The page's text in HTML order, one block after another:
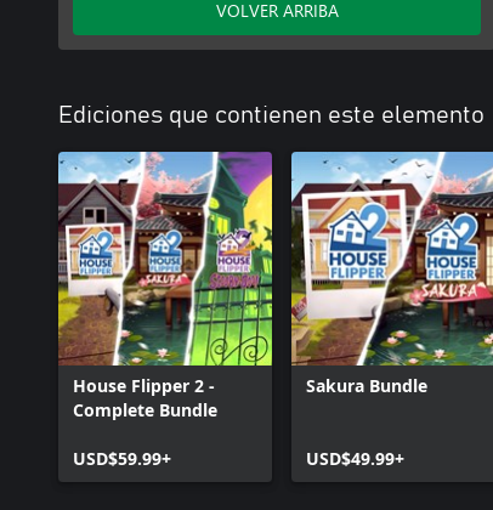
VOLVER ARRIBA
Ediciones que contienen este elemento
House Flipper 2 -
Complete Bundle
USD$59.99+
Sakura Bundle
USD$49.99+